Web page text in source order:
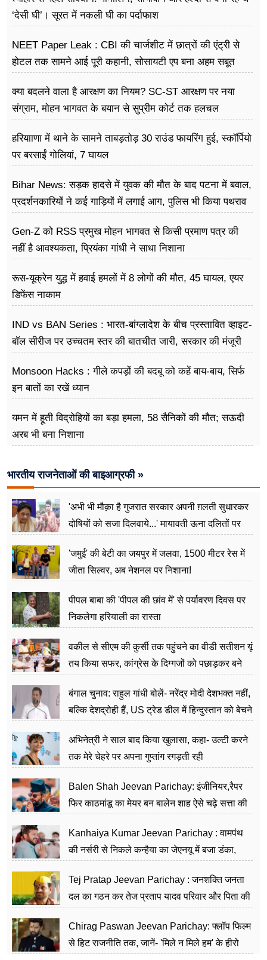
‘देसी घी’। सूरत में नकली घी का पर्दाफाश
NEET Paper Leak : CBI की चार्जशीट में छात्रों की एंट्री से
होटल तक सामने आई पूरी कहानी, सोसायटी एप बना अहम सबूत
क्या बदलने वाला है आरक्षण का नियम? SC-ST आरक्षण पर नया
संग्राम, मोहन भागवत के बयान से सुप्रीम कोर्ट तक हलचल
हरियााणा में थाने के सामने ताबड़तोड़ 30 राउंड फायरिंग हुई, स्कॉर्पियो
पर बरसाईं गोलियां, 7 घायल
Bihar News: सड़क हादसे में युवक की मौत के बाद पटना में बवाल,
प्रदर्शनकारियों ने कई गाड़ियों में लगाई आग, पुलिस भी किया पथराव
Gen-Z को RSS प्रमुख मोहन भागवत से किसी प्रमाण पत्र की
नहीं है आवश्यकता, प्रियंका गांधी ने साधा निशाना
रूस-यूक्रेन युद्ध में हवाई हमलों में 8 लोगों की मौत, 45 घायल, एयर
डिफेंस नाकाम
IND vs BAN Series : भारत-बांग्लादेश के बीच प्रस्तावित व्हाइट-
बॉल सीरीज पर उच्चतम स्तर की बातचीत जारी, सरकार की मंजूरी
Monsoon Hacks : गीले कपड़ों की बदबू को कहें बाय-बाय, सिर्फ
इन बातों का रखें ध्यान
यमन में हूती विद्रोहियों का बड़ा हमला, 58 सैनिकों की मौत; सऊदी
अरब भी बना निशाना
भारतीय राजनेताओं की बाइआग्रफी »
'अभी भी मौक़ा है गुजरात सरकार अपनी ग़लती सुधारकर
दोषियों को सजा दिलवाये...' मायावती ऊना दलितों पर
'जमुई' की बेटी का जयपुर में जलवा, 1500 मीटर रेस में
जीता सिल्वर, अब नेशनल पर निशाना!
पीपल बाबा की 'पीपल की छांव में' से पर्यावरण दिवस पर
निकलेगा हरियाली का रास्ता
वकील से सीएम की कुर्सी तक पहुंचने का वीडी सतीशन यूं
तय किया सफर, कांग्रेस के दिग्गजों को पछाड़कर बने
बंगाल चुनाव: राहुल गांधी बोलें- नरेंद्र मोदी देशभक्त नहीं,
बल्कि देशद्रोही हैं, US ट्रेड डील में हिन्दुस्तान को बेचने
अभिनेत्री ने साल बाद किया खुलासा, कहा- उल्टी करने
तक मेरे चेहरे पर अपना गुप्तांग रगड़ती रही
Balen Shah Jeevan Parichay: इंजीनियर,रैपर
फिर काठमांडू का मेयर बन बालेन शाह ऐसे चढ़े सत्ता की
Kanhaiya Kumar Jeevan Parichay : वामपंथ
की नर्सरी से निकले कन्हैया का जेएनयू में बजा डंका,
Tej Pratap Jeevan Parichay : जनशक्ति जनता
दल का गठन कर तेज प्रताप यादव परिवार और पिता की
Chirag Paswan Jeevan Parichay: फ्लॉप फिल्म
से हिट राजनीति तक, जानें- 'मिले न मिले हम' के हीरो